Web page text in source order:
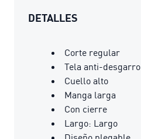
DETALLES
Corte regular
Tela anti-desgarro
Cuello alto
Manga larga
Con cierre
Largo: Largo